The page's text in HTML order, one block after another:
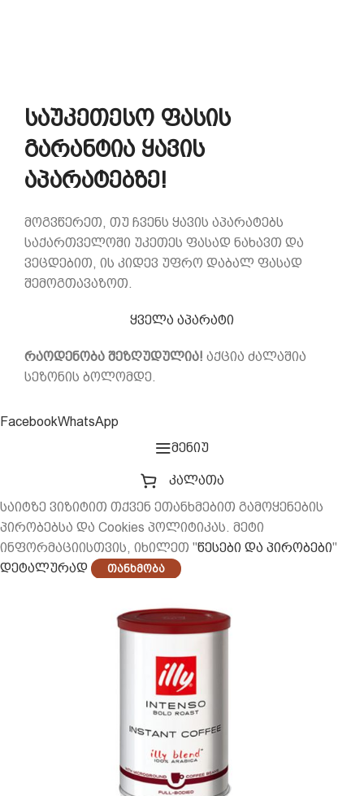
საუკეთესო ფასის
გარანტია ყავის
აპარატებზე!
მოგვწერეთ, თუ ჩვენს ყავის აპარატებს
საქართველოში უკეთეს ფასად ნახავთ და
ვეცდებით, ის კიდევ უფრო დაბალ ფასად
შემოგთავაზოთ.
ყველა აპარატი
რაოდენობა შეზღუდულია! აქცია ძალაშია
სეზონის ბოლომდე.
FacebookWhatsApp
მენიუ
კალათა
საიტზე ვიზიტით თქვენ ეთანხმებით გამოყენების
პირობებსა და Cookies პოლიტიკას. მეტი
ინფორმაციისთვის, იხილეთ "წესები და პირობები"
დეტალურად
Თანხმობა